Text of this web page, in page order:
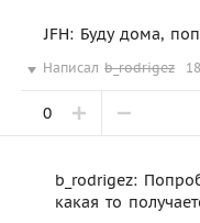
JFH: Буду дома,
Написал b_rodrigez
0
b_rodrigez:
какая то